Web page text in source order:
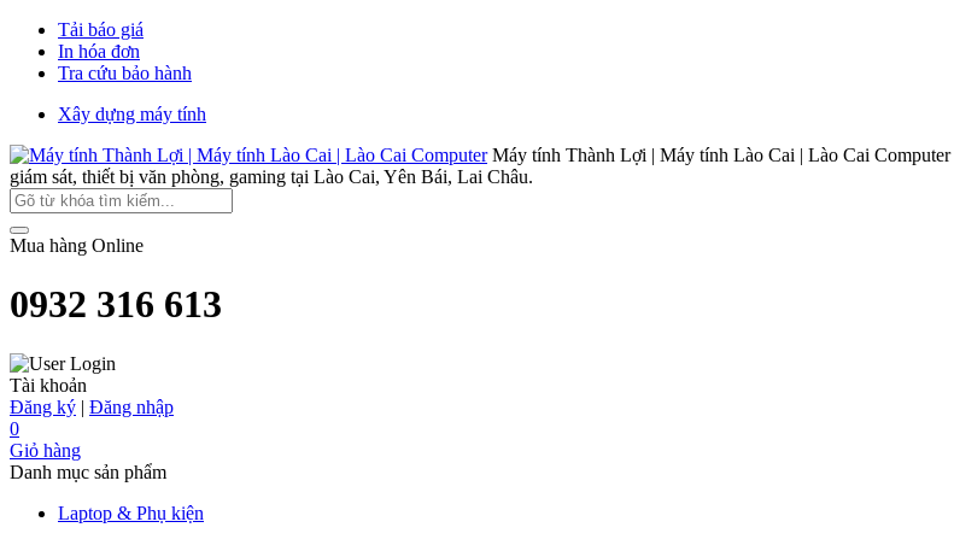
Tải báo giá
In hóa đơn
Tra cứu bảo hành
Xây dựng máy tính
Máy tính Thành Lợi | Máy tính Lào Cai | Lào Cai Computer
giám sát, thiết bị văn phòng, gaming tại Lào Cai, Yên Bái, Lai Châu.
Mua hàng Online
0932 316 613
Tài khoản
Đăng ký | Đăng nhập
0
Giỏ hàng
Danh mục sản phẩm
Laptop & Phụ kiện